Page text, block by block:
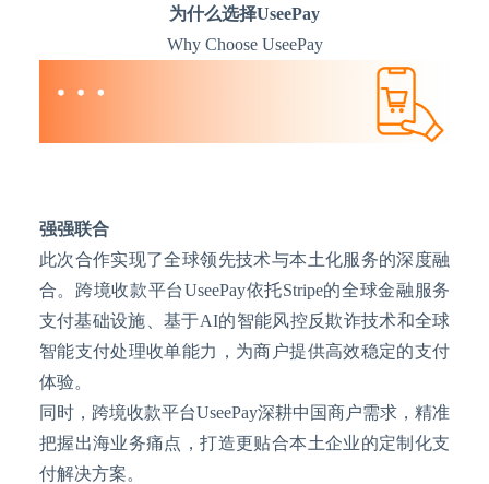
为什么选择UseePay
Why Choose UseePay
强强联合
此次合作实现了全球领先技术与本土化服务的深度融
合。跨境收款平台UseePay依托Stripe的全球金融服务
支付基础设施、基于AI的智能风控反欺诈技术和全球
智能支付处理收单能力，为商户提供高效稳定的支付
体验。
同时，跨境收款平台UseePay深耕中国商户需求，精准
把握出海业务痛点，打造更贴合本土企业的定制化支
付解决方案。